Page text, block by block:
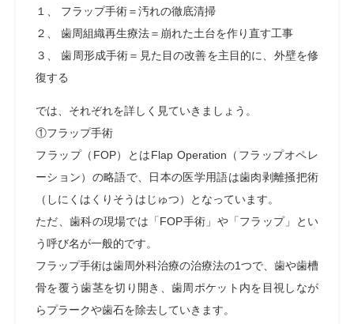
１、 フラップ手術＝汚れの徹底清掃
２、 歯周組織再生療法＝崩れた土台を作り直す工事
３、 歯周形成手術＝見た目の改善を主目的に、外壁を修
復する
では、それぞれを詳しく見ていきましょう。
①フラップ手術
フラップ（FOP）とはFlap Operation（フラップオペレ
ーション）の略語で、日本の医学用語は歯肉剥離掻把術
（しにくはくりそうはじゅつ）となっています。
ただ、歯科の現場では「FOP手術」や「フラップ」とい
う呼び名が一般的です。
フラップ手術は歯周外科治療の治療法の1つで、歯や歯槽
骨を覆う歯茎を切り開き、歯周ポケット内を目視しなが
らプラークや歯石を除去していきます。